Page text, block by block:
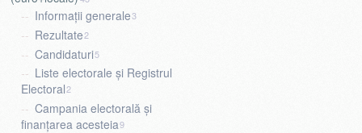
Informații generale3
Rezultate2
Candidaturi5
Liste electorale și Registrul
Electoral2
Campania electorală și
finanțarea acesteia9